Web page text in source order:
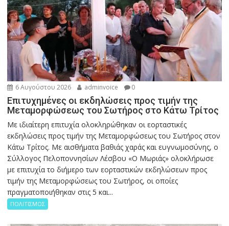
6 Αυγούστου 2026 adminvoice 0
Επιτυχημένες οι εκδηλώσεις προς τιμήν της
Μεταμορφώσεως του Σωτήρος στο Κάτω Τρίτος
Με ιδιαίτερη επιτυχία ολοκληρώθηκαν οι εορταστικές
εκδηλώσεις προς τιμήν της Μεταμορφώσεως του Σωτήρος στον
Κάτω Τρίτος. Με αισθήματα βαθιάς χαράς και ευγνωμοσύνης, ο
Σύλλογος Πελοποννησίων Λέσβου «Ο Μωριάς» ολοκλήρωσε
με επιτυχία το διήμερο των εορταστικών εκδηλώσεων προς
τιμήν της Μεταμορφώσεως του Σωτήρος, οι οποίες
πραγματοποιήθηκαν στις 5 και...
ΠΟΛΙΤΙΣΜΟΣ